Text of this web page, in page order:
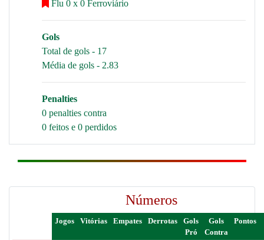
Flu 0 x 0 Ferroviário
Gols
Total de gols - 17
Média de gols - 2.83
Penalties
0 penalties contra
0 feitos e 0 perdidos
Números
Jogos Vitórias Empates Derrotas
Gols
Pró
Gols
Contra
Pontos